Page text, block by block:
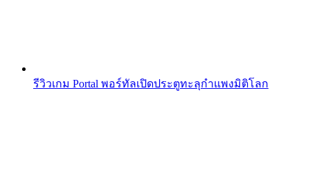
รีวิวเกม Portal พอร์ทัลเปิดประตูทะลุกำแพงมิติโลก